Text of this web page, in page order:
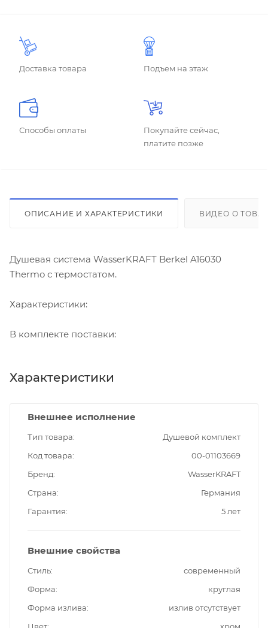
Доставка товара Подъем на этаж
Способы оплаты
Покупайте сейчас,
платите позже
ОПИСАНИЕ И ХАРАКТЕРИСТИКИ ВИДЕО О
Душевая система WasserKRAFT Berkel A16030
Thermo с термостатом.
Характеристики:
В комплекте поставки:
Характеристики
Внешнее исполнение
Тип товара
Душевой комплект
Код товара
00-01103669
Бренд
WasserKRAFT
Страна
Германия
Гарантия
5 лет
Внешние свойства
Стиль
современный
Форма
круглая
Форма излива
излив отсутствует
Цвет
хром